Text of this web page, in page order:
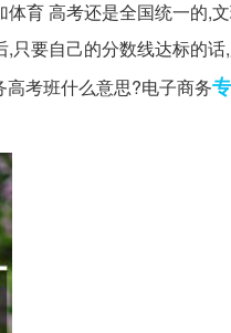
体育 高考还是全国统一的,
只要自己的分数线达标的
考班什么意思?电子商务